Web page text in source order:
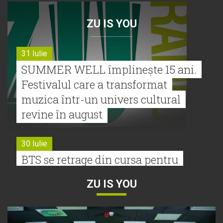
ZU IS YOU
31 Iulie
SUMMER WELL împlinește 15 ani.
Festivalul care a transformat
muzica într-un univers cultural
revine în august
30 Iulie
BTS se retrage din cursa pentru
Tyla a lansat un nou album:
ZU IS YOU